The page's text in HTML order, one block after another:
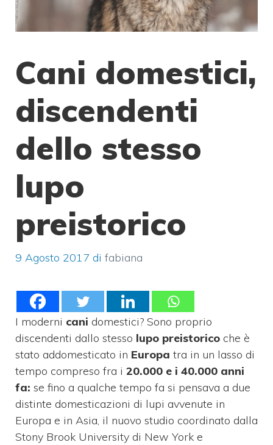
Cani domestici,
discendenti
dello stesso
lupo
preistorico
9 Agosto 2017 di fabiana
I moderni cani domestici? Sono proprio
discendenti dallo stesso lupo preistorico che è
stato addomesticato in Europa tra in un lasso di
tempo compreso fra i 20.000 e i 40.000 anni
fa: se fino a qualche tempo fa si pensava a due
distinte domesticazioni di lupi avvenute in
Europa e in Asia, il nuovo studio coordinato dalla
Stony Brook University di New York e